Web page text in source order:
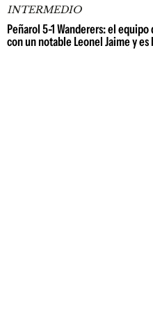
INTERMEDIO
Peñarol 5-1 Wanderers: el
con un notable Leonel Jaime y